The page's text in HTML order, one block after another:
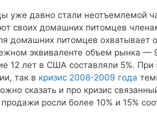
уже давно стали неотъемлемой
своих домашних питомцев
домашних питомцев
эквиваленте объем рынка
12 лет в США составляли 5%.
так в кризис 2008-2009 года
сказать и про кризис
росли более 10% и 15%